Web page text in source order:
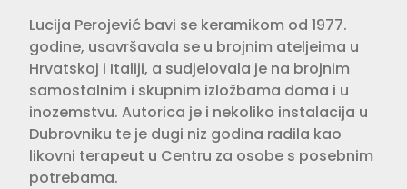
Lucija Perojević bavi se keramikom od 1977.
godine, usavršavala se u brojnim ateljeima u
Hrvatskoj i Italiji, a sudjelovala je na brojnim
samostalnim i skupnim izložbama doma i u
inozemstvu. Autorica je i nekoliko instalacija u
Dubrovniku te je dugi niz godina radila kao
likovni terapeut u Centru za osobe s posebnim
potrebama.